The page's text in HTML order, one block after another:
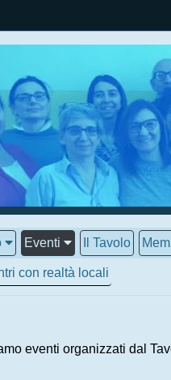
Eventi Il Tavolo
con realtà locali
eventi organizzati dal